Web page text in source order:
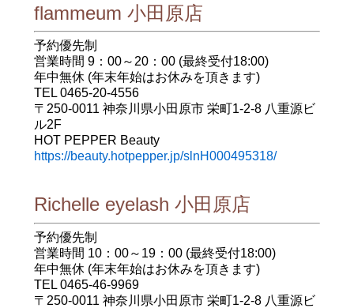
flammeum 小田原店
予約優先制
営業時間 9：00～20：00 (最終受付18:00)
年中無休 (年末年始はお休みを頂きます)
TEL 0465-20-4556
〒250-0011 神奈川県小田原市 栄町1-2-8 八重源ビ
ル2F
HOT PEPPER Beauty
https://beauty.hotpepper.jp/slnH000495318/
Richelle eyelash 小田原店
予約優先制
営業時間 10：00～19：00 (最終受付18:00)
年中無休 (年末年始はお休みを頂きます)
TEL 0465-46-9969
〒250-0011 神奈川県小田原市 栄町1-2-8 八重源ビ